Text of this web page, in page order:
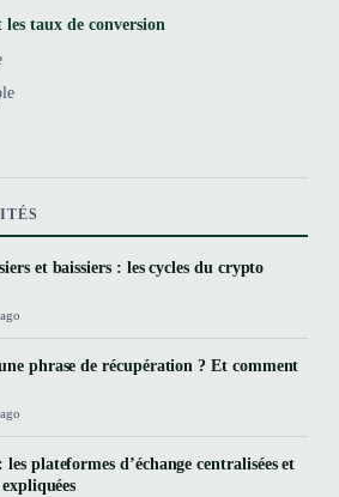
taux de conversion
et baissiers : les cycles du crypto
phrase de récupération ? Et comment
plateformes d’échange centralisées et